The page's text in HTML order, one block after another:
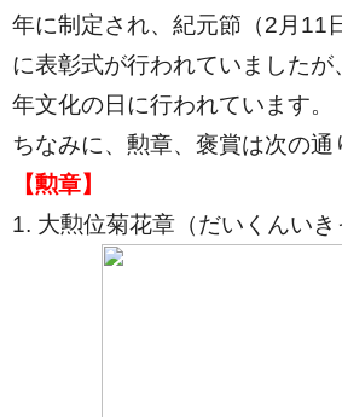
年に制定され、紀元節（2月11
に表彰式が行われていました
年文化の日に行われています。
ちなみに、勲章、褒賞は次の通
【勲章】
1. 大勲位菊花章（だいくんいき